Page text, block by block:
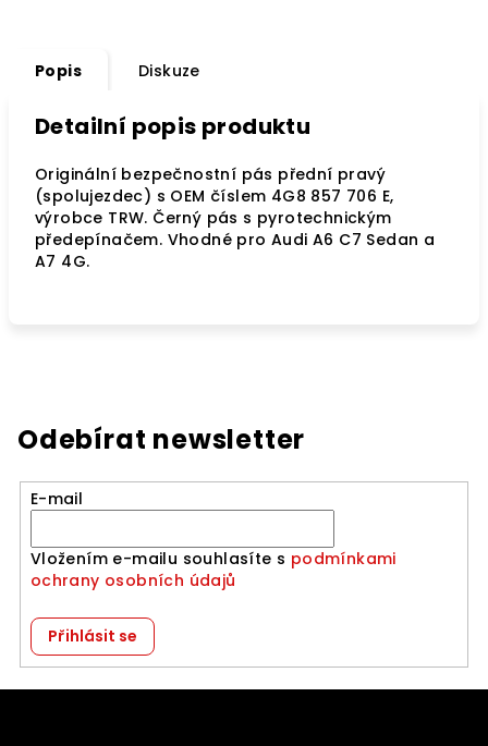
Popis Diskuze
Detailní popis produktu
Originální bezpečnostní pás přední pravý
(spolujezdec) s OEM číslem 4G8 857 706 E,
výrobce TRW. Černý pás s pyrotechnickým
předepínačem. Vhodné pro Audi A6 C7 Sedan a
A7 4G.
Odebírat newsletter
E-mail
Vložením e-mailu souhlasíte s podmínkami
ochrany osobních údajů
Přihlásit se